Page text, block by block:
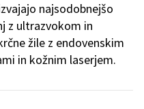
najsodobnejšo
z ultrazvokom in
žile z endovenskim
in kožnim laserjem.